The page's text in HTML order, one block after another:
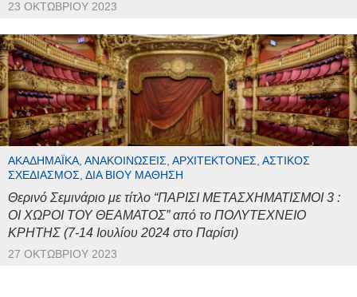
23 ΟΚΤΩΒΡΊΟΥ 2023
ΑΚΑΔΗΜΑΪΚΆ, ΑΝΑΚΟΙΝΏΣΕΙΣ, ΑΡΧΙΤΈΚΤΟΝΕΣ, ΑΣΤΙΚΌΣ
ΣΧΕΔΙΑΣΜΌΣ, ΔΙΆ ΒΊΟΥ ΜΆΘΗΣΗ
Θερινό Σεμινάριο με τίτλο “ΠΑΡΙΣΙ ΜΕΤΑΣΧΗΜΑΤΙΣΜΟΙ 3 :
ΟΙ ΧΩΡΟΙ ΤΟΥ ΘΕΑΜΑΤΟΣ” από το ΠΟΛΥΤΕΧΝΕΙΟ
ΚΡΗΤΗΣ (7-14 Ιουλίου 2024 στο Παρίσι)
27 ΟΚΤΩΒΡΊΟΥ 2023